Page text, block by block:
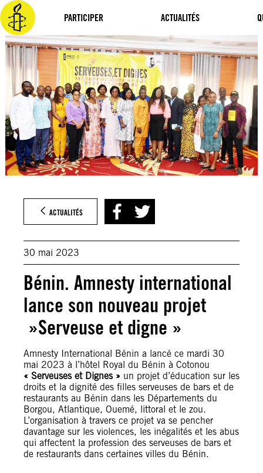
PARTICIPER ACTUALITÉS
Aller
au
contenu
ACTUALITÉS
30 mai 2023
Bénin. Amnesty international
lance son nouveau projet
»Serveuse et digne »
Amnesty International Bénin a lancé ce mardi 30
mai 2023 à l’hôtel Royal du Bénin à Cotonou
« Serveuses et Dignes » un projet d’éducation sur les
droits et la dignité des filles serveuses de bars et de
restaurants au Bénin dans les Départements du
Borgou, Atlantique, Ouemé, littoral et le zou.
L’organisation à travers ce projet va se pencher
davantage sur les violences, les inégalités et les abus
qui affectent la profession des serveuses de bars et
de restaurants dans certaines villes du Bénin.